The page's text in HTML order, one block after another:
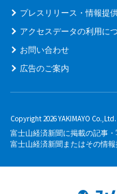
プレスリリース・情報提
アクセスデータの利用に
お問い合わせ
広告のご案内
Copyright 2026 YAKIMAYO
富士山経済新聞に掲載の記事
富士山経済新聞またはその情報